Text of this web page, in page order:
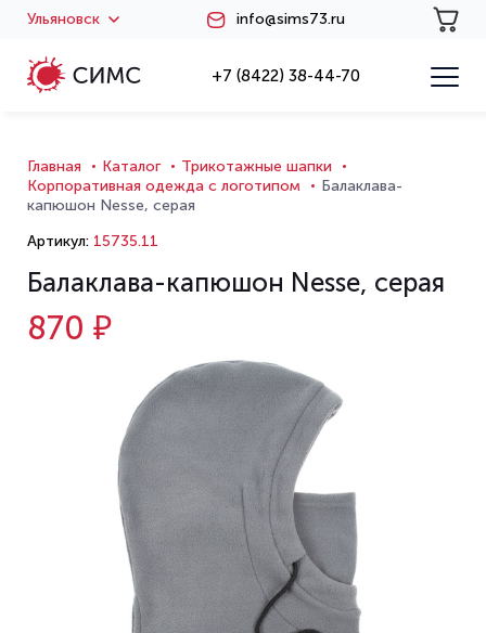
Ульяновск info@sims73.ru
+7 (8422) 38-44-70
Главная Каталог
Трикотажные шапки
Корпоративная одежда с логотипом
Балаклава-
капюшон Nesse, серая
Артикул: 15735.11
Балаклава-капюшон Nesse, серая
870 ₽